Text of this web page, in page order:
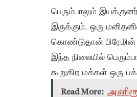
பெரும்பாலும்
இருக்கும். ஒரு
கொண்டுதான் பிரேமின்
இந்த நிலையில்
கூறுகிற மக்கள் ஒரு
Read More: